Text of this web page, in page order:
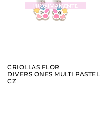
VER AÑADIR
CRIOLLAS FLOR
DIVERSIONES MULTI PASTEL
CZ